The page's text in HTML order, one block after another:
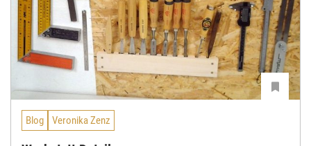
Blog Veronika Zenz